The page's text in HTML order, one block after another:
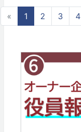
« 1 2 3 4